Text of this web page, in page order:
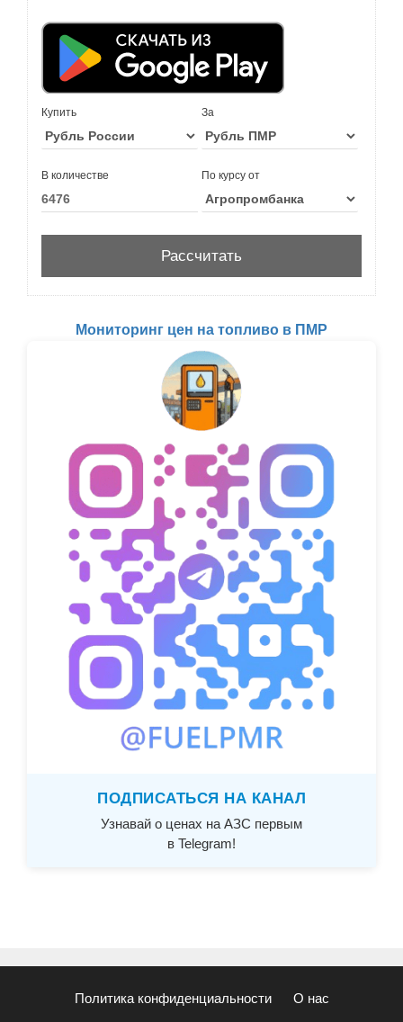
Купить За
В количестве По курсу от
Мониторинг цен на топливо в ПМР
ПОДПИСАТЬСЯ НА КАНАЛ
Узнавай о ценах на АЗС первым
в Telegram!
Политика конфиденциальности О нас